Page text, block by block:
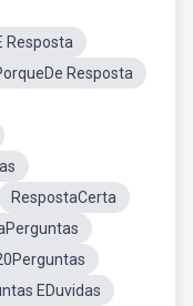
Resposta
Resposta
RespostaCerta
EDuvidas